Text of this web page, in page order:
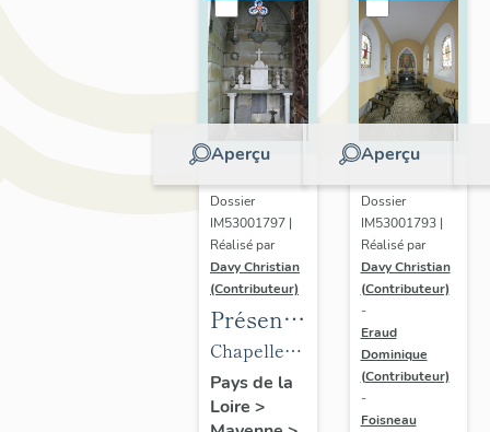
Aperçu
Dossier
IM53001797 |
Réalisé par
Davy Christian
(Contributeur)
Présentation
du
mobilier
de la
Chapelle
funéraire
de la
Pays de la
Loire >
Aperçu
Dossier
IM53001793 |
Réalisé par
Davy Christian
(Contributeur)
-
Eraud
Dominique
(Contributeur)
-
Foisneau